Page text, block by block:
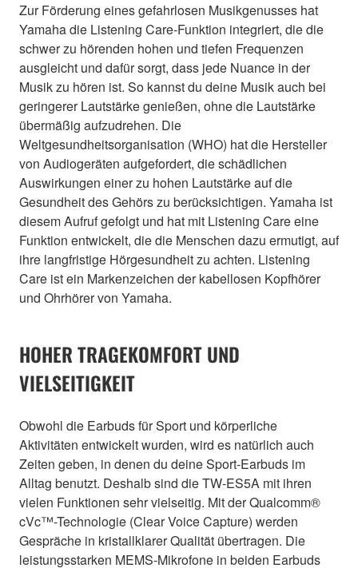
Zur Förderung eines gefahrlosen Musikgenusses hat
Yamaha die Listening Care-Funktion integriert, die die
schwer zu hörenden hohen und tiefen Frequenzen
ausgleicht und dafür sorgt, dass jede Nuance in der
Musik zu hören ist. So kannst du deine Musik auch bei
geringerer Lautstärke genießen, ohne die Lautstärke
übermäßig aufzudrehen. Die
Weltgesundheitsorganisation (WHO) hat die Hersteller
von Audiogeräten aufgefordert, die schädlichen
Auswirkungen einer zu hohen Lautstärke auf die
Gesundheit des Gehörs zu berücksichtigen. Yamaha ist
diesem Aufruf gefolgt und hat mit Listening Care eine
Funktion entwickelt, die die Menschen dazu ermutigt, auf
ihre langfristige Hörgesundheit zu achten. Listening
Care ist ein Markenzeichen der kabellosen Kopfhörer
und Ohrhörer von Yamaha.
HOHER TRAGEKOMFORT UND
VIELSEITIGKEIT
Obwohl die Earbuds für Sport und körperliche
Aktivitäten entwickelt wurden, wird es natürlich auch
Zeiten geben, in denen du deine Sport-Earbuds im
Alltag benutzt. Deshalb sind die TW-ES5A mit ihren
vielen Funktionen sehr vielseitig. Mit der Qualcomm®
cVc™-Technologie (Clear Voice Capture) werden
Gespräche in kristallklarer Qualität übertragen. Die
leistungsstarken MEMS-Mikrofone in beiden Earbuds